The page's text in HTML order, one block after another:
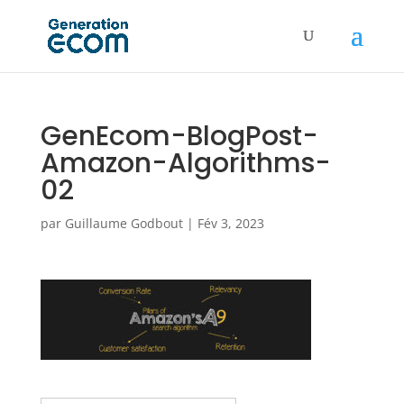
GenEcom-BlogPost-
Amazon-Algorithms-
02
par Guillaume Godbout| Fév 3, 2023